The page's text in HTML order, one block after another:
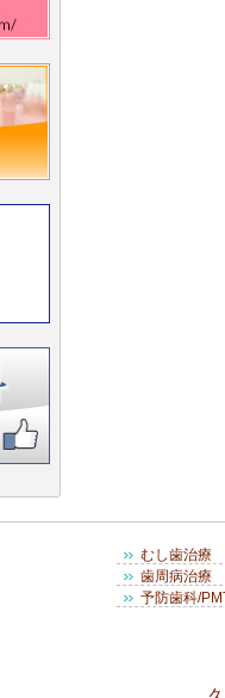
むし歯治療
歯周病治療
予防歯科/